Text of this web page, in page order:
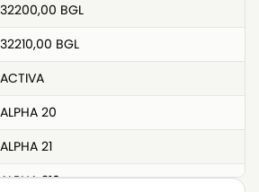
BGL
BGL
20
21
210